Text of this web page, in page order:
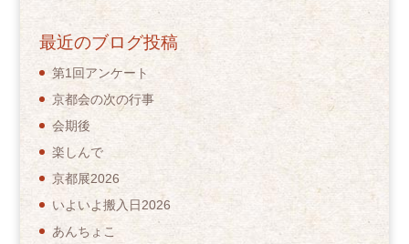
最近のブログ投稿
第1回アンケート
京都会の次の行事
会期後
楽しんで
京都展2026
いよいよ搬入日2026
あんちょこ